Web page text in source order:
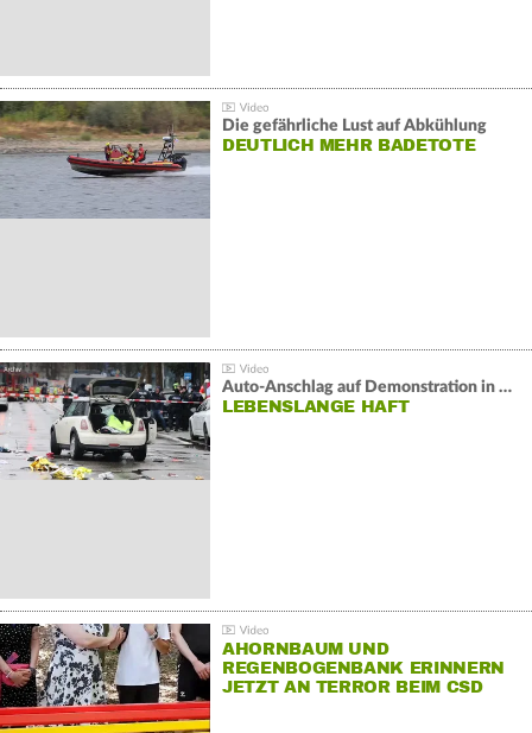
Die gefährliche Lust auf Abkühlung
DEUTLICH MEHR BADETOTE
Auto-Anschlag auf Demonstration in München:
LEBENSLANGE HAFT
AHORNBAUM UND
REGENBOGENBANK ERINNERN
JETZT AN TERROR BEIM CSD